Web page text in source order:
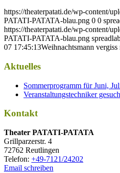
https://theaterpatati.de/wp-content/
PATATI-PATATA-blau.png 0 0
https://theaterpatati.de/wp-content/
PATATI-PATATA-blau.png
07 17:45:13Weihnachtsmann
Aktuelles
Sommerprogramm für Juni,
Veranstaltungstechniker
Kontakt
Thea­ter PATATI-PATATA
Grill­par­zer­str. 4
72762 Reutlingen
Tele­fon: +49-7121/24202
Email schreiben